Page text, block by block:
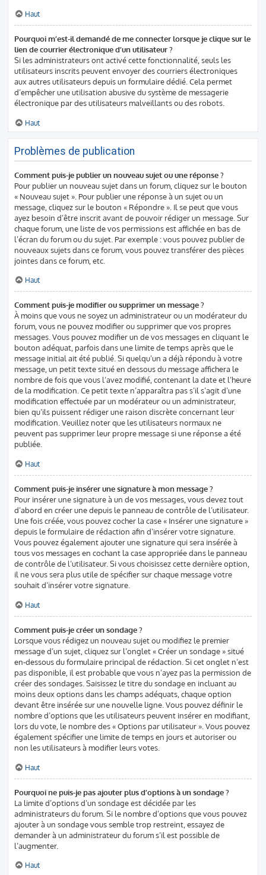
Haut
Pourquoi m’est-il demandé de me connecter lorsque je clique sur le
lien de courrier électronique d’un utilisateur ?
Si les administrateurs ont activé cette fonctionnalité, seuls les
utilisateurs inscrits peuvent envoyer des courriers électroniques
aux autres utilisateurs depuis un formulaire dédié. Cela permet
d’empêcher une utilisation abusive du système de messagerie
électronique par des utilisateurs malveillants ou des robots.
Haut
Problèmes de publication
Comment puis-je publier un nouveau sujet ou une réponse ?
Pour publier un nouveau sujet dans un forum, cliquez sur le bouton
« Nouveau sujet ». Pour publier une réponse à un sujet ou un
message, cliquez sur le bouton « Répondre ». Il se peut que vous
ayez besoin d’être inscrit avant de pouvoir rédiger un message. Sur
chaque forum, une liste de vos permissions est affichée en bas de
l’écran du forum ou du sujet. Par exemple : vous pouvez publier de
nouveaux sujets dans ce forum, vous pouvez transférer des pièces
jointes dans ce forum, etc.
Haut
Comment puis-je modifier ou supprimer un message ?
À moins que vous ne soyez un administrateur ou un modérateur du
forum, vous ne pouvez modifier ou supprimer que vos propres
messages. Vous pouvez modifier un de vos messages en cliquant le
bouton adéquat, parfois dans une limite de temps après que le
message initial ait été publié. Si quelqu’un a déjà répondu à votre
message, un petit texte situé en dessous du message affichera le
nombre de fois que vous l’avez modifié, contenant la date et l’heure
de la modification. Ce petit texte n’apparaîtra pas s’il s’agit d’une
modification effectuée par un modérateur ou un administrateur,
bien qu’ils puissent rédiger une raison discrète concernant leur
modification. Veuillez noter que les utilisateurs normaux ne
peuvent pas supprimer leur propre message si une réponse a été
publiée.
Haut
Comment puis-je insérer une signature à mon message ?
Pour insérer une signature à un de vos messages, vous devez tout
d’abord en créer une depuis le panneau de contrôle de l’utilisateur.
Une fois créée, vous pouvez cocher la case « Insérer une signature »
depuis le formulaire de rédaction afin d’insérer votre signature.
Vous pouvez également ajouter une signature qui sera insérée à
tous vos messages en cochant la case appropriée dans le panneau
de contrôle de l’utilisateur. Si vous choisissez cette dernière option,
il ne vous sera plus utile de spécifier sur chaque message votre
souhait d’insérer votre signature.
Haut
Comment puis-je créer un sondage ?
Lorsque vous rédigez un nouveau sujet ou modifiez le premier
message d’un sujet, cliquez sur l’onglet « Créer un sondage » situé
en-dessous du formulaire principal de rédaction. Si cet onglet n’est
pas disponible, il est probable que vous n’ayez pas la permission de
créer des sondages. Saisissez le titre du sondage en incluant au
moins deux options dans les champs adéquats, chaque option
devant être insérée sur une nouvelle ligne. Vous pouvez définir le
nombre d’options que les utilisateurs peuvent insérer en modifiant,
lors du vote, le nombre des « Options par utilisateur ». Vous pouvez
également spécifier une limite de temps en jours et autoriser ou
non les utilisateurs à modifier leurs votes.
Haut
Pourquoi ne puis-je pas ajouter plus d’options à un sondage ?
La limite d’options d’un sondage est décidée par les
administrateurs du forum. Si le nombre d’options que vous pouvez
ajouter à un sondage vous semble trop restreint, essayez de
demander à un administrateur du forum s’il est possible de
l’augmenter.
Haut